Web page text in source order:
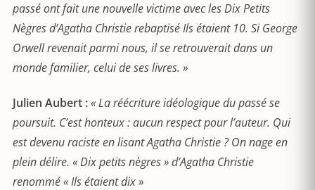
passé ont fait une nouvelle victime avec les Dix Petits
Nègres d’Agatha Christie rebaptisé Ils étaient 10. Si George
Orwell revenait parmi nous, il se retrouverait dans un
monde familier, celui de ses livres. »
Julien Aubert :« La réécriture idéologique du passé se
poursuit. C’est honteux : aucun respect pour l’auteur. Qui
est devenu raciste en lisant Agatha Christie ? On nage en
plein délire. « Dix petits nègres » d’Agatha Christie
renommé « Ils étaient dix »